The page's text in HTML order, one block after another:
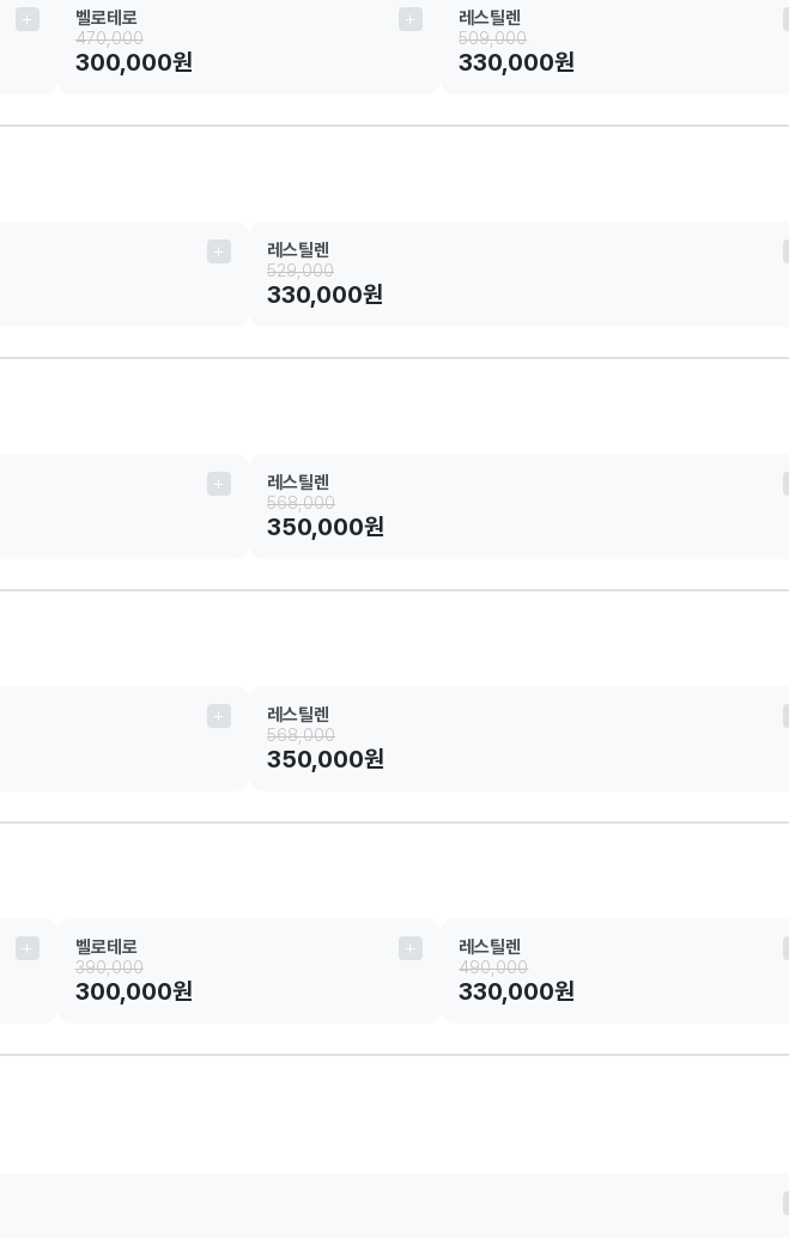
벨로테로
470,000
300,000원
레스틸렌
509,000
330,000원
레스틸렌
529,000
330,000원
레스틸렌
568,000
350,000원
레스틸렌
568,000
350,000원
벨로테로
390,000
300,000원
레스틸렌
490,000
330,000원